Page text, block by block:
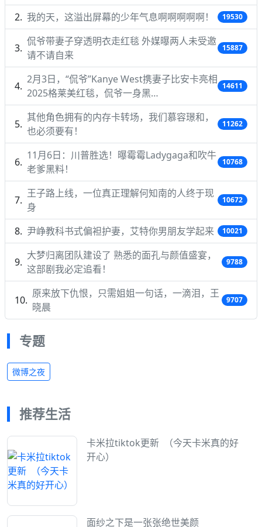
我的天，这溢出屏幕的少年气息啊啊啊啊啊！ 19530
侃爷带妻子穿透明衣走红毯 外媒曝两人未受邀
请不请自来
15887
2月3日，“侃爷”Kanye West携妻子比安卡亮相
2025格莱美红毯，侃爷一身黑…
14611
其他角色拥有的内存卡转场，我们慕容璟和，
也必须要有！
11262
11月6日：川普胜选！曝霉霉Ladygaga和吹牛
老爹黑料！
10768
王子路上线，一位真正理解何知南的人终于现
身
10672
尹峥教科书式偏袒护妻，艾特你男朋友学起来 10021
大梦归离团队建设了 熟悉的面孔与颜值盛宴，
这部剧我必定追看！
9788
原来放下仇恨，只需姐姐一句话，一滴泪，王
晓晨
9707
专题
微博之夜
推荐生活
卡米拉tiktok更新 ​​​​ （今天卡米真的好
开心）
面纱之下是一张张绝世美颜